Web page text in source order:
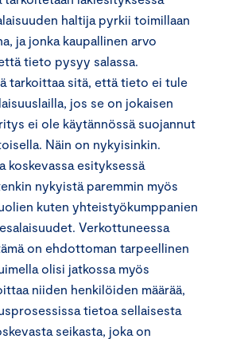
haltija pyrkii toimillaan
ja jonka kaupallinen arvo
tieto pysyy salassa.
tarkoittaa sitä, että tieto ei tule
jos se on jokaisen
ei ole käytännössä suojannut
Näin on nykyisinkin.
koskevassa esityksessä
nykyistä paremmin myös
kuten yhteistyökumppanien
Verkottuneessa
on ehdottoman tarpeellinen
olisi jatkossa myös
niiden henkilöiden määrää,
tietoa sellaisesta
seikasta, joka on